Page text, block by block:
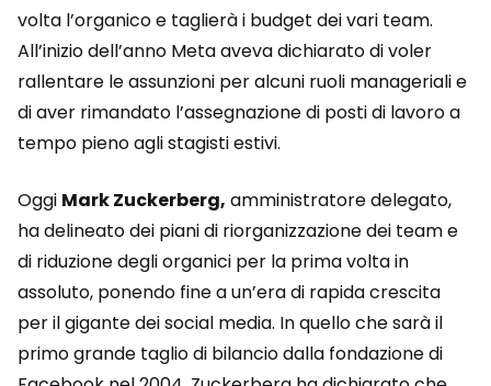
volta l’organico e taglierà i budget dei vari team.
All’inizio dell’anno Meta aveva dichiarato di voler
rallentare le assunzioni per alcuni ruoli manageriali e
di aver rimandato l’assegnazione di posti di lavoro a
tempo pieno agli stagisti estivi.
Oggi Mark Zuckerberg, amministratore delegato,
ha delineato dei piani di riorganizzazione dei team e
di riduzione degli organici per la prima volta in
assoluto, ponendo fine a un’era di rapida crescita
per il gigante dei social media. In quello che sarà il
primo grande taglio di bilancio dalla fondazione di